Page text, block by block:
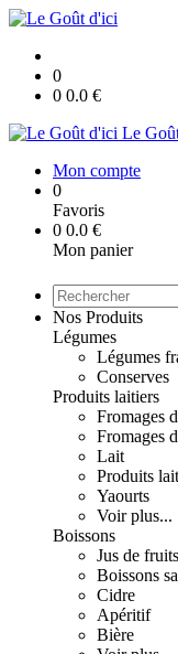
0
0 0.0 €
Le
Mon compte
0
Favoris
0 0.0 €
Mon panier
Nos Produits
Légumes
Légumes
Conserves
Produits laitiers
Fromages
Fromages
Lait
Produits
Yaourts
Voir plus...
Boissons
Jus de fruits
Boissons
Cidre
Apéritif
Bière